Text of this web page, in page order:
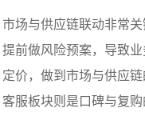
市场与供应链联动非常
提前做风险预案，导致
定价，做到市场与供应链
客服板块则是口碑与复